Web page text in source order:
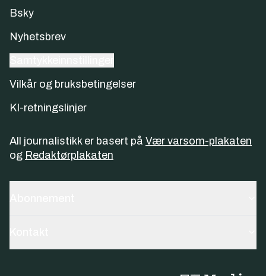
Bsky
Nyhetsbrev
Vilkår og bruksbetingelser
KI-retningslinjer
All journalistikk er basert på Vær varsom-plakaten
og Redaktørplakaten